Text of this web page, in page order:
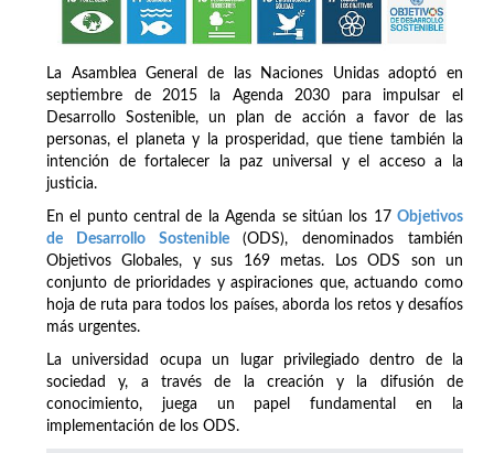
La Asamblea General de las Naciones Unidas adoptó en
septiembre de 2015 la Agenda 2030 para impulsar el
Desarrollo Sostenible, un plan de acción a favor de las
personas, el planeta y la prosperidad, que tiene también la
intención de fortalecer la paz universal y el acceso a la
justicia.
En el punto central de la Agenda se sitúan los 17 Objetivos
de Desarrollo Sostenible(ODS), denominados también
Objetivos Globales, y sus 169 metas. Los ODS son un
conjunto de prioridades y aspiraciones que, actuando como
hoja de ruta para todos los países, aborda los retos y desafíos
más urgentes.
La universidad ocupa un lugar privilegiado dentro de la
sociedad y, a través de la creación y la difusión de
conocimiento, juega un papel fundamental en la
implementación de los ODS.